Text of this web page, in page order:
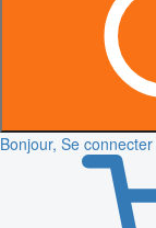
Bonjour, Se connecter